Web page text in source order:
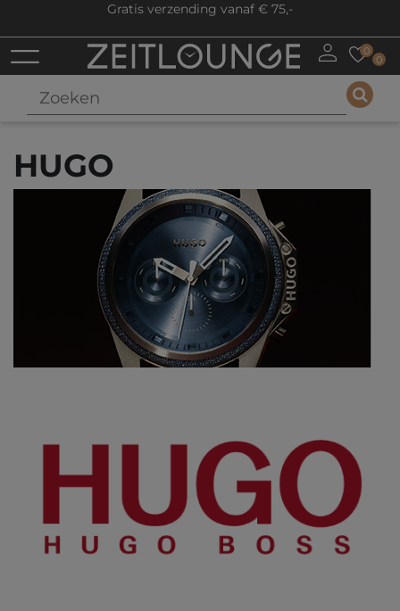
Gratis verzending vanaf € 75,-
0
0
HUGO